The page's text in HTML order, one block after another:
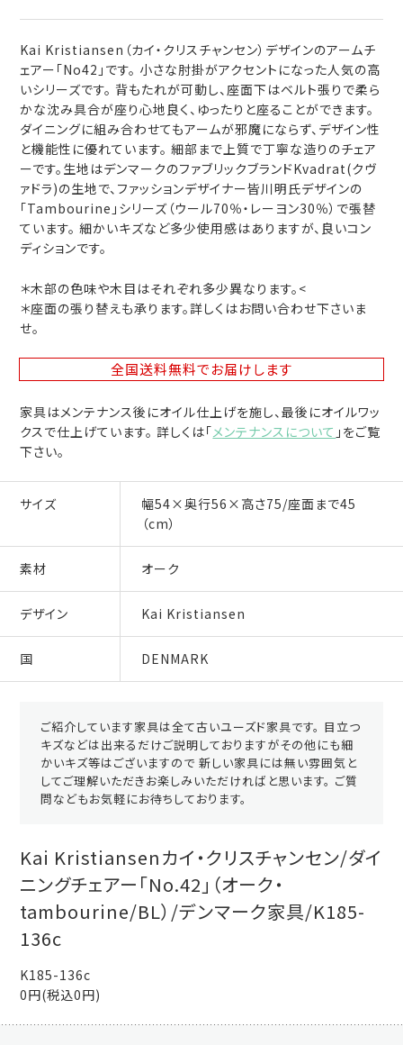
Kai Kristiansen（カイ・クリスチャンセン）デザインのアームチ
ェアー「No42」です。 小さな肘掛がアクセントになった人気の高
いシリーズです。 背もたれが可動し、座面下はベルト張りで柔ら
かな沈み具合が座り心地良く、ゆったりと座ることができます。
ダイニングに組み合わせてもアームが邪魔にならず、デザイン性
と機能性に優れています。 細部まで上質で丁寧な造りのチェア
ーです。生地はデンマークのファブリックブランドKvadrat(クヴ
ァドラ)の生地で、ファッションデザイナー皆川明氏デザインの
「Tambourine」シリーズ（ウール70％・レーヨン30％）で張替
ています。 細かいキズなど多少使用感はありますが、良いコン
ディションです。
＊木部の色味や木目はそれぞれ多少異なります。<
＊座面の張り替えも承ります。詳しくはお問い合わせ下さいま
せ。
全国送料無料でお届けします
家具はメンテナンス後にオイル仕上げを施し、最後にオイルワッ
クスで仕上げています。 詳しくは「メンテナンスについて 」をご覧
下さい。
サイズ
幅54×奥行56×高さ75/座面まで45
（cm）
素材 オーク
デザイン Kai Kristiansen
国 DENMARK
ご紹介しています家具は全て古いユーズド家具です。 目立つ
キズなどは出来るだけご説明しておりますがその他にも細
かいキズ等はございますので 新しい家具には無い雰囲気と
してご理解いただきお楽しみいただければと思います。 ご質
問などもお気軽にお待ちしております。
Kai Kristiansenカイ・クリスチャンセン/ダイ
ニングチェアー「No.42」（オーク・
tambourine/BL）/デンマーク家具/K185-
136c
K185-136c
0円(税込0円)